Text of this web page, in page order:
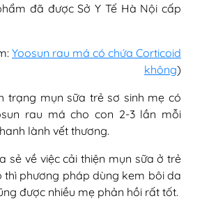
đã được Sở Y Tế Hà Nội cấp
Yoosun rau má có chứa Corticoid
không)
trạng mụn sữa trẻ sơ sinh mẹ có
rau má cho con 2-3 lần mỗi
lành vết thương.
sẻ về việc cải thiện mụn sữa ở trẻ
thì phương pháp dùng kem bôi da
được nhiều mẹ phản hồi rất tốt.